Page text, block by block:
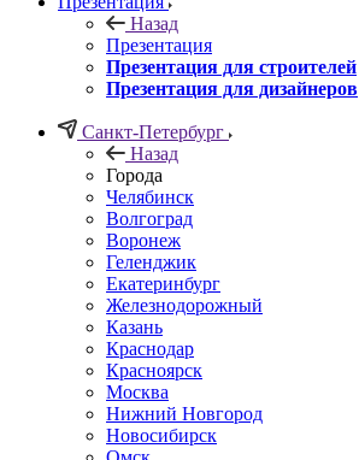
Назад
Презентация
Презентация для строителей
Презентация для дизайнеров
Санкт-Петербург
Назад
Города
Челябинск
Волгоград
Воронеж
Геленджик
Екатеринбург
Железнодорожный
Казань
Краснодар
Красноярск
Москва
Нижний Новгород
Новосибирск